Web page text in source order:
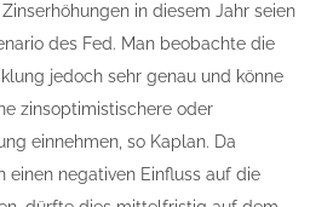
in diesem Jahr seien
des Fed. Man beobachte die
jedoch sehr genau und könne
zinsoptimistischere oder
einnehmen, so Kaplan. Da
einen negativen Einfluss auf die